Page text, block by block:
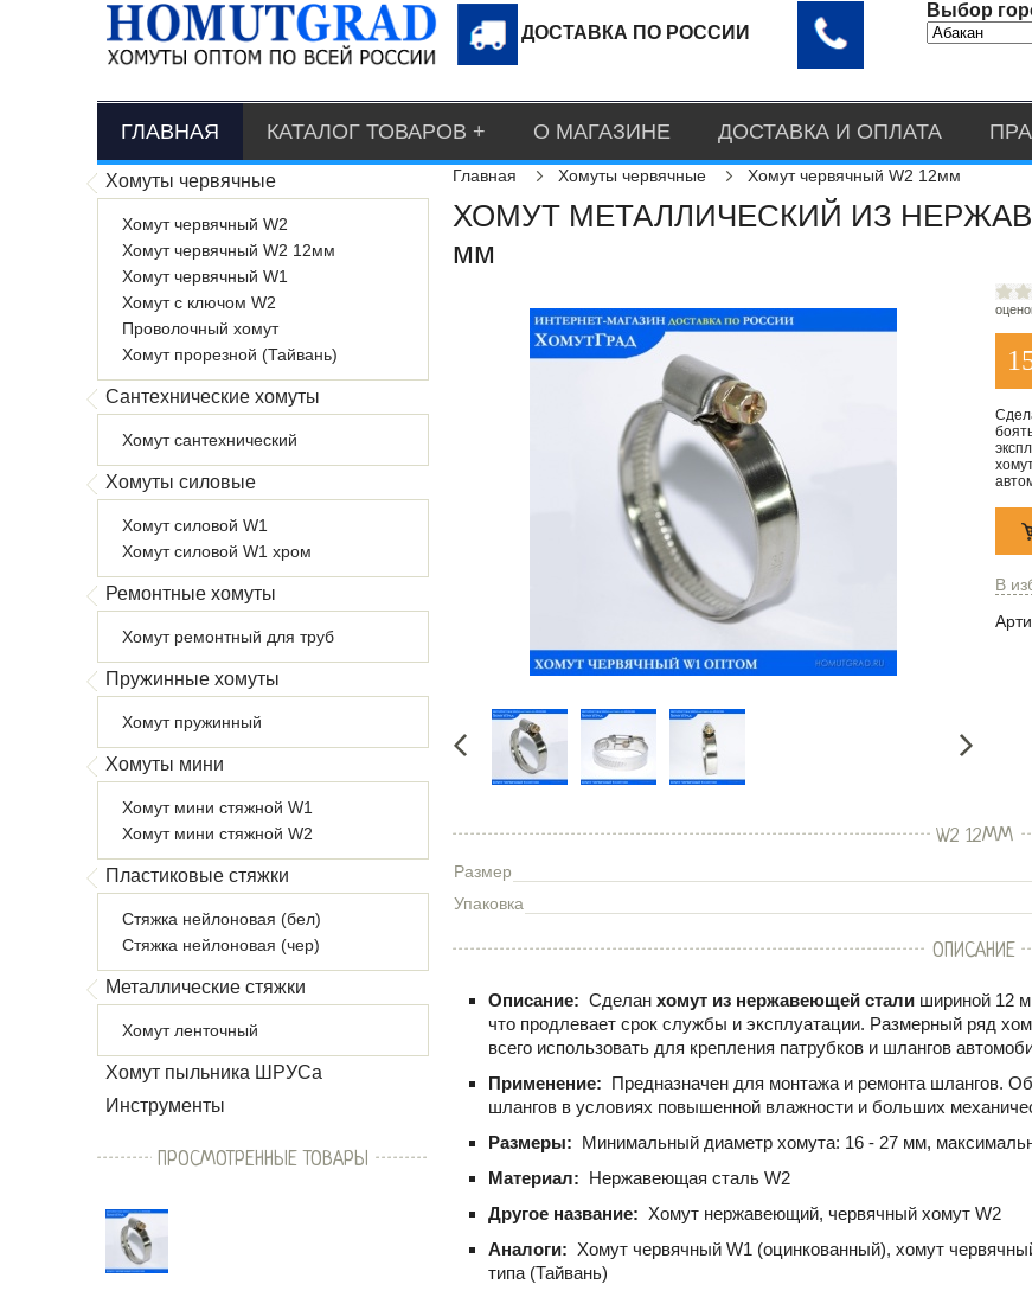
ДОСТАВКА ПО РОССИИ
Выбор
ГЛАВНАЯ КАТАЛОГ ТОВАРОВ О МАГАЗИНЕ ДОСТАВКА И ОПЛАТА
Хомуты червячные
Хомут червячный W2
Хомут червячный W2 12мм
Хомут червячный W1
Хомут с ключом W2
Проволочный хомут
Хомут прорезной (Тайвань)
Сантехнические хомуты
Хомут сантехнический
Хомуты силовые
Хомут силовой W1
Хомут силовой W1 хром
Ремонтные хомуты
Хомут ремонтный для труб
Пружинные хомуты
Хомут пружинный
Хомуты мини
Хомут мини стяжной W1
Хомут мини стяжной W2
Пластиковые стяжки
Стяжка нейлоновая (бел)
Стяжка нейлоновая (чер)
Металлические стяжки
Хомут ленточный
Хомут пыльника ШРУСа
Инструменты
Главная Хомуты червячные Хомут червячный W2 12мм
ХОМУТ МЕТАЛЛИЧЕСКИЙ ИЗ
мм
В
W2 12ММ
Размер
Упаковка
ОПИСАНИЕ
Описание: Сделан хомут из нержавеющей стали шириной 12
что продлевает срок службы и эксплуатации. Размерный ряд
всего использовать для крепления патрубков и шлангов
Применение: Предназначен для монтажа и ремонта шлангов.
шлангов в условиях повышенной влажности и больших
Размеры: Минимальный диаметр хомута: 16 - 27 мм,
Материал: Нержавеющая сталь W2
Другое название: Хомут нержавеющий, червячный хомут W2
Аналоги: Хомут червячный W1 (оцинкованный), хомут
типа (Тайвань)
ПРОСМОТРЕННЫЕ ТОВАРЫ